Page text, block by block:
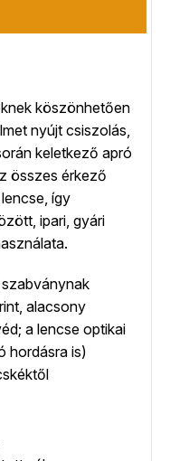
köszönhetően
nyújt csiszolás,
keletkező apró
összes érkező
így
ipari, gyári
alacsony
a lencse optikai
hordásra is)